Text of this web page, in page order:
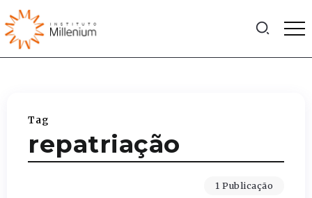
Tag
repatriação
1 Publicação